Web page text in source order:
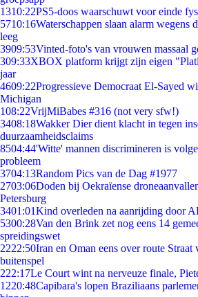
1310:22PS5-doos waarschuwt voor einde
5710:16Waterschappen slaan alarm wegens
leeg
3909:53Vinted-foto's van vrouwen massaal
309:33XBOX platform krijgt zijn eigen
jaar
4609:22Progressieve Democraat El-Sayed
Michigan
108:22VrijMiBabes #316 (not very sfw!)
3408:18Wakker Dier dient klacht in tegen
duurzaamheidsclaims
8504:44'Witte' mannen discrimineren is
probleem
3704:13Random Pics van de Dag #1977
2703:06Doden bij Oekraïense
Petersburg
3401:01Kind overleden na aanrijding door
5300:28Van den Brink zet nog eens 14
spreidingswet
2222:50Iran en Oman eens over route
buitenspel
222:17Le Court wint na nerveuze finale,
1220:48Capibara's lopen Braziliaans